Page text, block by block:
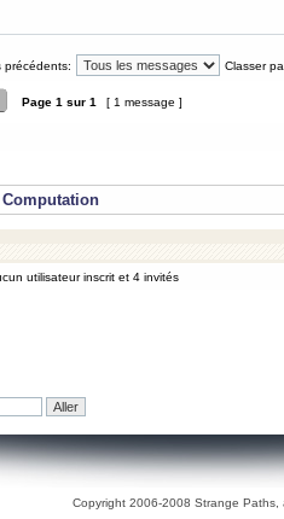
précédents: Classer
Page 1 sur 1 [ 1 message ]
Computation
utilisateur inscrit et 4 invités
Copyright 2006-2008 Strange Paths,